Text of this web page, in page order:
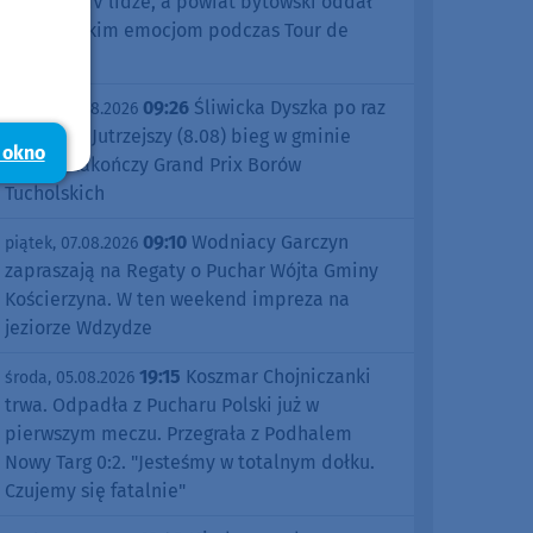
się kolarskim emocjom podczas Tour de
piątek, 07.08.2026 09:26 Śliwicka Dyszka po raz
dziesiąty. Jutrzejszy (8.08) bieg w gminie
Śliwice zakończy Grand Prix Borów
Tucholskich
piątek, 07.08.2026 09:10 Wodniacy Garczyn
zapraszają na Regaty o Puchar Wójta Gminy
Kościerzyna. W ten weekend impreza na
jeziorze Wdzydze
środa, 05.08.2026 19:15 Koszmar Chojniczanki
trwa. Odpadła z Pucharu Polski już w
pierwszym meczu. Przegrała z Podhalem
Nowy Targ 0:2. "Jesteśmy w totalnym dołku.
Czujemy się fatalnie"